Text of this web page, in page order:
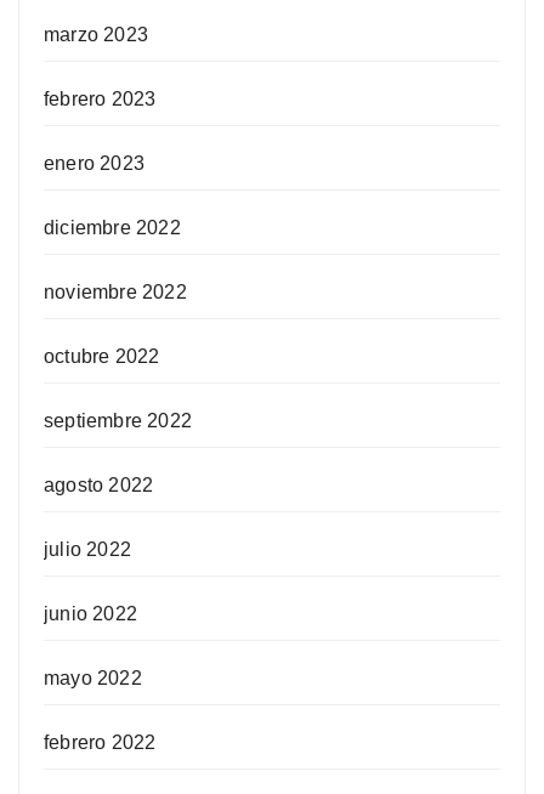
marzo 2023
febrero 2023
enero 2023
diciembre 2022
noviembre 2022
octubre 2022
septiembre 2022
agosto 2022
julio 2022
junio 2022
mayo 2022
febrero 2022